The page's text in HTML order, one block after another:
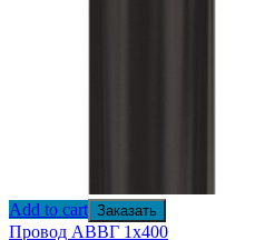
Add to cart Заказать
Провод АВВГ 1х400